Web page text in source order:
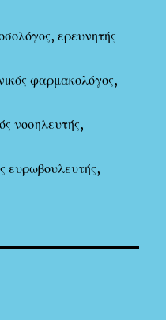
ερευνητής
φαρμακολόγος,
νοσηλευτής,
ευρωβουλευτής,